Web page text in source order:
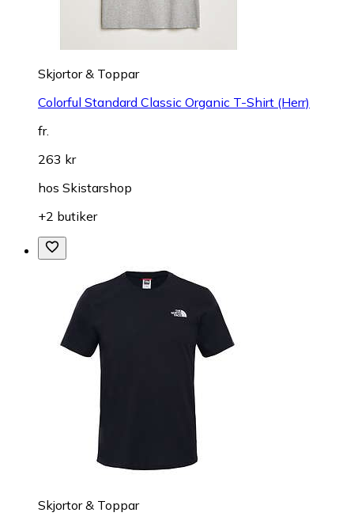
Skjortor & Toppar
Colorful Standard Classic Organic T-Shirt (Herr)
fr.
263 kr
hos Skistarshop
+2 butiker
Skjortor & Toppar